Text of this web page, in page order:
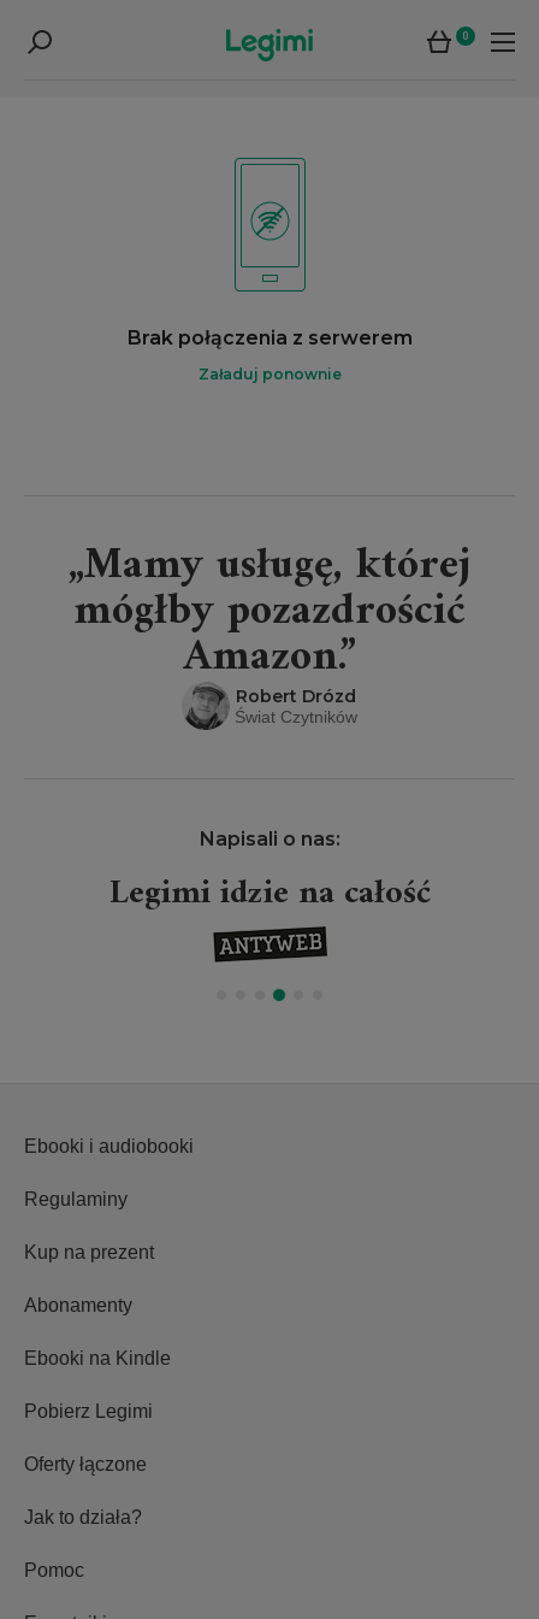
0
Brak połączenia z serwerem
Załaduj ponownie
„Mamy usługę, której
mógłby pozazdrościć
Amazon.”
Robert Drózd
Świat Czytników
Napisali o nas:
Legimi idzie na całość
Ebooki i audiobooki
Regulaminy
Kup na prezent
Abonamenty
Ebooki na Kindle
Pobierz Legimi
Oferty łączone
Jak to działa?
Pomoc